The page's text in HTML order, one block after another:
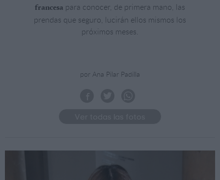
francesa para conocer, de primera mano, las
prendas que seguro, lucirán ellos mismos los
próximos meses.
por Ana Pilar Padilla